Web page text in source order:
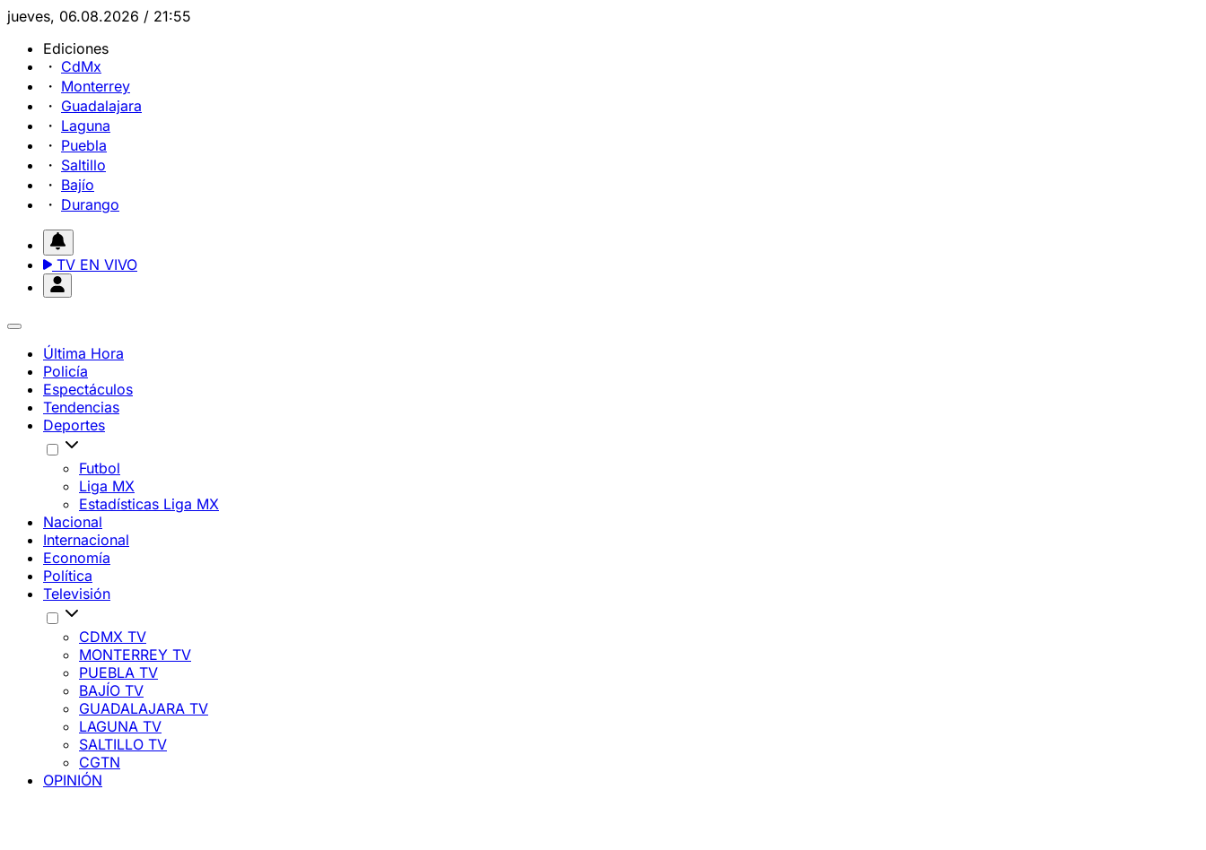
jueves, 06.08.2026 / 21:55
Ediciones
CdMx
Monterrey
Guadalajara
Laguna
Puebla
Saltillo
Bajío
Durango
TV EN VIVO
Última Hora
Policía
Espectáculos
Tendencias
Deportes
Futbol
Liga MX
Estadísticas Liga MX
Nacional
Internacional
Economía
Política
Televisión
CDMX TV
MONTERREY TV
PUEBLA TV
BAJÍO TV
GUADALAJARA TV
LAGUNA TV
SALTILLO TV
CGTN
OPINIÓN